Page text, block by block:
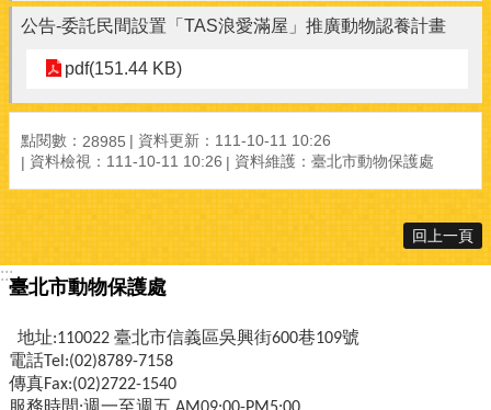
公告-委託民間設置「TAS浪愛滿屋」推廣動物認養計畫
pdf(151.44 KB)
點閱數： 28985 資料更新： 111-10-11 10:26
資料檢視： 111-10-11 10:26 資料維護： 臺北市動物保護處
回上一頁
:::
臺北市動物保護處
地址:110022 臺北市信義區吳興街600巷109號
電話Tel:(02)8789-7158
傳真Fax:(02)2722-1540